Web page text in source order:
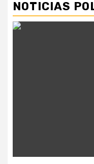
NOTICIAS